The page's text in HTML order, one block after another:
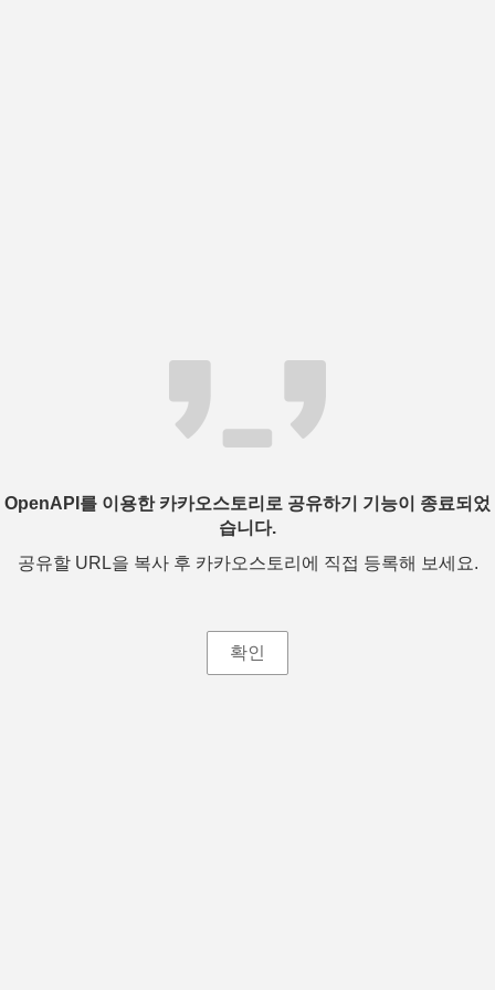
OpenAPI를 이용한 카카오스토리로 공유하기 기능이 종료되었
습니다.
공유할 URL을 복사 후 카카오스토리에 직접 등록해 보세요.
확인